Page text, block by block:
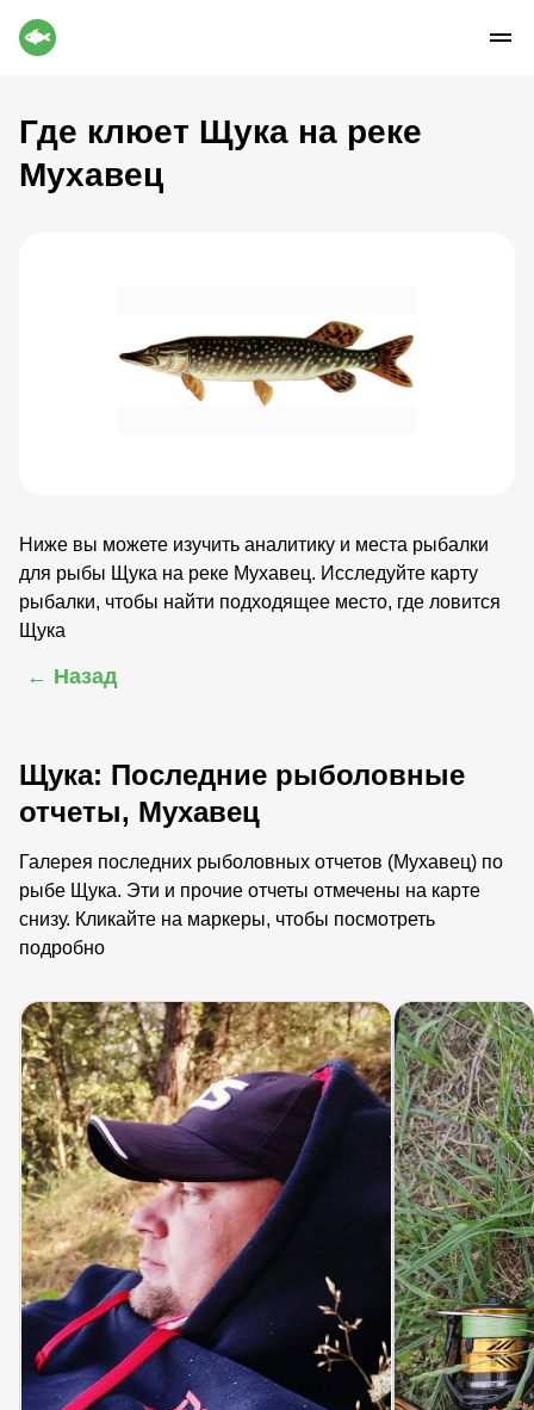
Где клюет Щука на реке
Мухавец
Ниже вы можете изучить аналитику и места рыбалки
для рыбы Щука на реке Мухавец. Исследуйте карту
рыбалки, чтобы найти подходящее место, где ловится
Щука
← Назад
Щука: Последние рыболовные
отчеты, Мухавец
Галерея последних рыболовных отчетов (Мухавец) по
рыбе Щука. Эти и прочие отчеты отмечены на карте
снизу. Кликайте на маркеры, чтобы посмотреть
подробно